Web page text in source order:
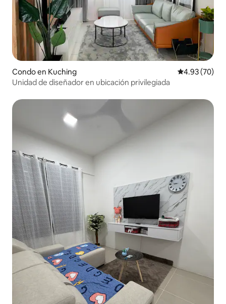
Condo en Kuching Calificación
4.93 (70)
Unidad de diseñador en ubicación privilegiada